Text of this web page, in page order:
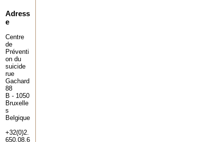
Adress
e
Centre
de
Préventi
on du
suicide
rue
Gachard
88
B - 1050
Bruxelle
s
Belgique
+32(0)2.
650.08.6